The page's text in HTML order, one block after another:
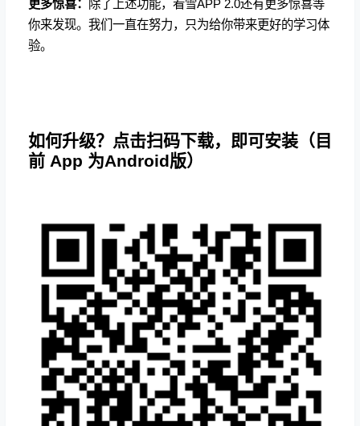
更多惊喜：
除了上述功能，看雪APP 2.0还有更多惊喜等
你来发现。我们一直在努力，只为给你带来更好的学习体
验。
如何升级？点击扫码下载，即可安装（目
前 App 为Android版）